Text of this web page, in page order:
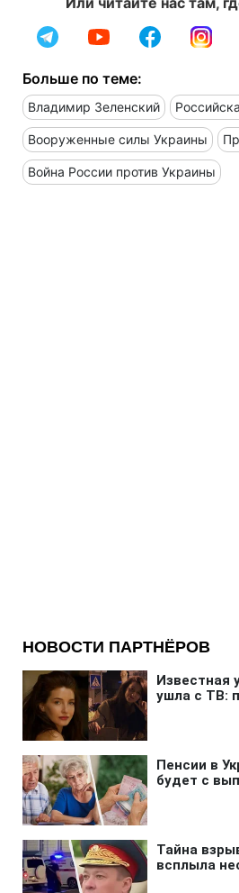
Больше по теме:
Владимир Зеленский
Вооруженные силы Украины
Война России против Украины